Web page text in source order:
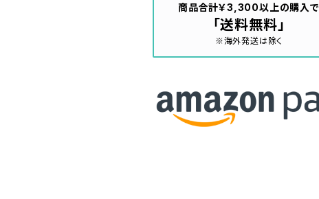
商品合計￥3,300以上の購入で
「送料無料」
※海外発送は除く